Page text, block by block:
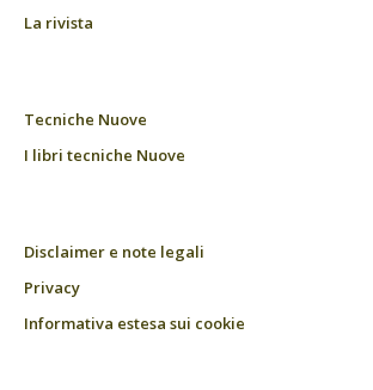
La rivista
Tecniche Nuove
I libri tecniche Nuove
Disclaimer e note legali
Privacy
Informativa estesa sui cookie